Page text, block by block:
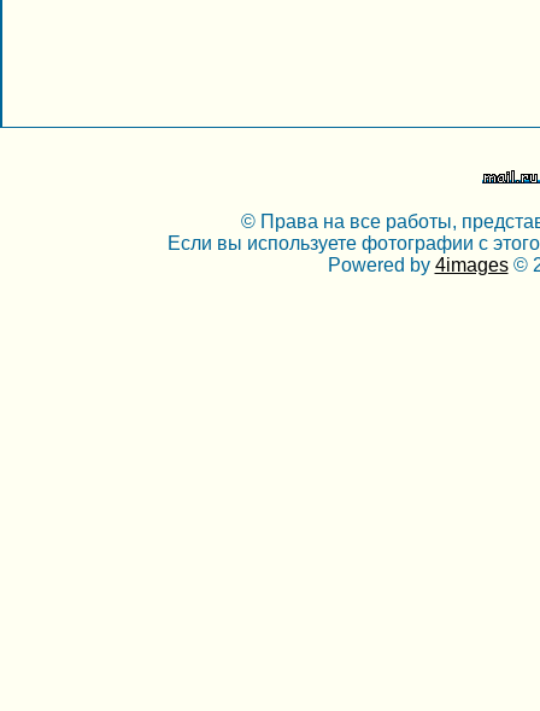
© Права на все работы,
Если вы используете фотографии с
Powered by 4images©